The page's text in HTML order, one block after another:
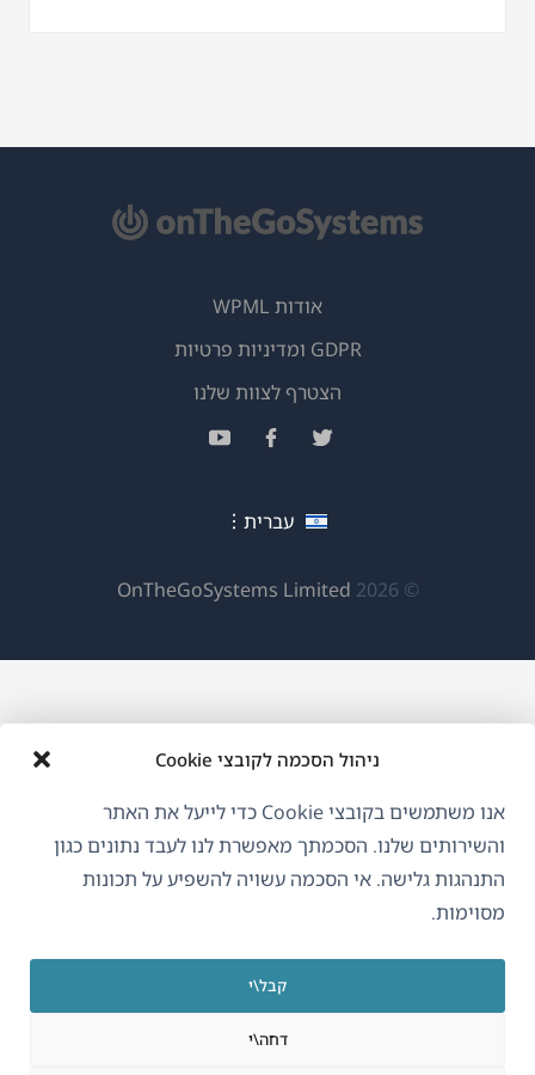
ניהול הסכמה לקובצי Cookie
אנו משתמשים בקובצי Cookie כדי לייעל את האתר
והשירותים שלנו. הסכמתך מאפשרת לנו לעבד נתונים כגון
התנהגות גלישה. אי הסכמה עשויה להשפיע על תכונות
מסוימות.
קבל\י
דחה\י
© 2026
OnTheGoSystems Limited
חדש)
עברית
אודות WPML
GDPR ומדיניות פרטיות
הצטרף לצוות שלנו(נפתח
(נפתח
(נפתח(נפתח